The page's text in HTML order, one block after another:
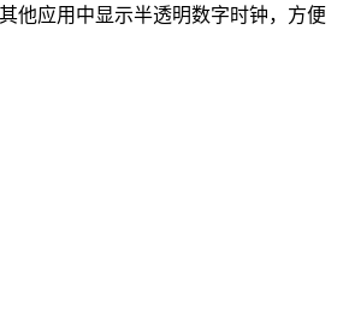
他应用中显示半透明数字时钟，方便